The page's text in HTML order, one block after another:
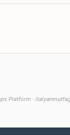
Platform ·